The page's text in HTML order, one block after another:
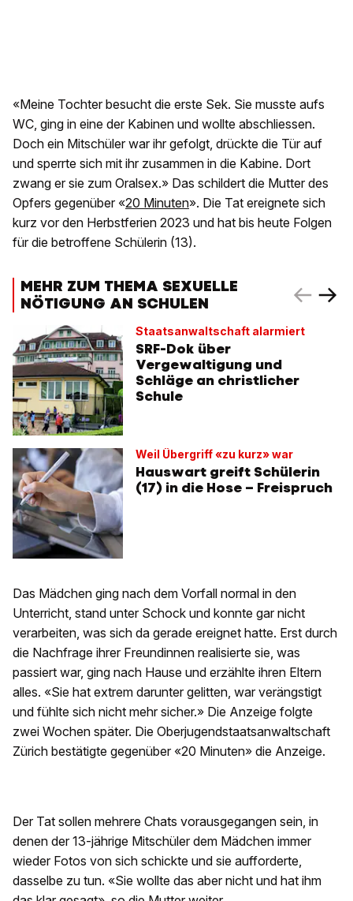
«Meine Tochter besucht die erste Sek. Sie musste aufs
WC, ging in eine der Kabinen und wollte abschliessen.
Doch ein Mitschüler war ihr gefolgt, drückte die Tür auf
und sperrte sich mit ihr zusammen in die Kabine. Dort
zwang er sie zum Oralsex.» Das schildert die Mutter des
Opfers gegenüber «20 Minuten». Die Tat ereignete sich
kurz vor den Herbstferien 2023 und hat bis heute Folgen
für die betroffene Schülerin (13).
MEHR ZUM THEMA SEXUELLE
NÖTIGUNG AN SCHULEN
Staatsanwaltschaft alarmiert
SRF-Dok über
Vergewaltigung und
Schläge an christlicher
Schule
Weil Übergriff «zu kurz» war
Hauswart greift Schülerin
(17) in die Hose – Freispruch
Das Mädchen ging nach dem Vorfall normal in den
Unterricht, stand unter Schock und konnte gar nicht
verarbeiten, was sich da gerade ereignet hatte. Erst durch
die Nachfrage ihrer Freundinnen realisierte sie, was
passiert war, ging nach Hause und erzählte ihren Eltern
alles. «Sie hat extrem darunter gelitten, war verängstigt
und fühlte sich nicht mehr sicher.» Die Anzeige folgte
zwei Wochen später. Die Oberjugendstaatsanwaltschaft
Zürich bestätigte gegenüber «20 Minuten» die Anzeige.
Der Tat sollen mehrere Chats vorausgegangen sein, in
denen der 13-jährige Mitschüler dem Mädchen immer
wieder Fotos von sich schickte und sie aufforderte,
dasselbe zu tun. «Sie wollte das aber nicht und hat ihm